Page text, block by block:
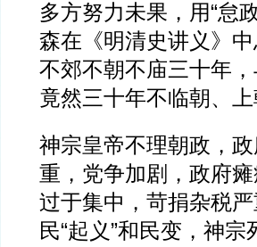
多方努力未果，用“怠
森在《明清史讲义》
不郊不朝不庙三十年
竟然三十年不临朝、上
神宗皇帝不理朝政，
重，党争加剧，政府
过于集中，苛捐杂税
民“起义”和民变，神